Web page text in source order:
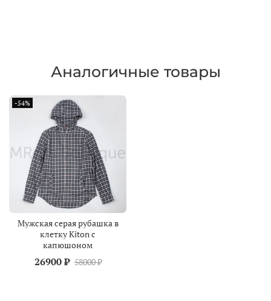
Аналогичные товары
-54%
Мужская серая рубашка в
клетку Kiton с
капюшоном
26900 ₽ 58000 ₽